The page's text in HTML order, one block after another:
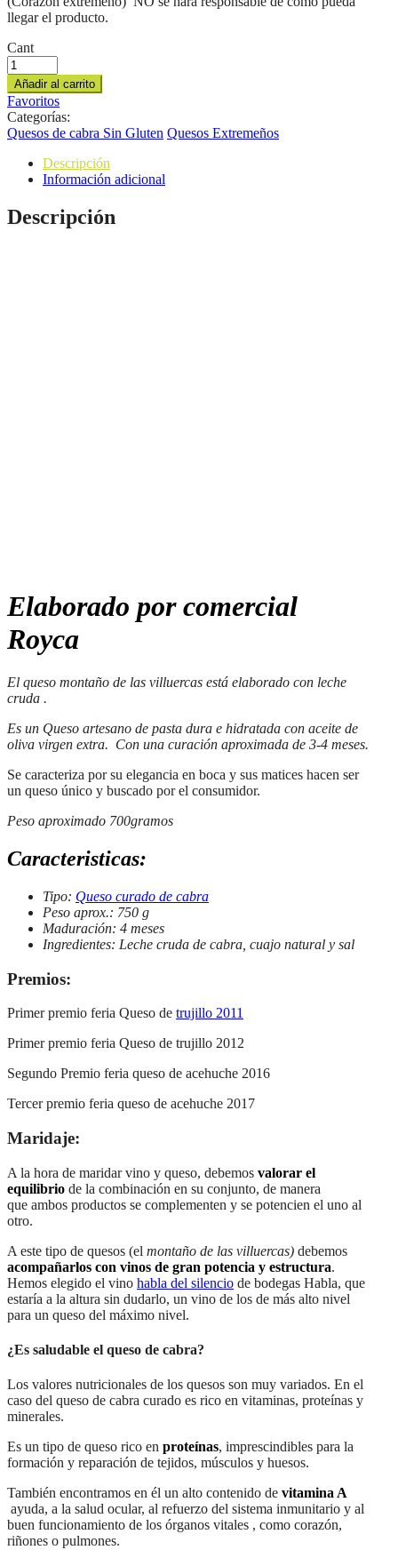
llegar el producto.
Cant
Añadir al carrito
Favoritos
Categorías:
Quesos de cabra Sin Gluten Quesos Extremeños
Descripción
Información adicional
Descripción
Elaborado por comercial
Royca
El queso montaño de las villuercas está elaborado con leche
cruda .
Es un Queso artesano de pasta dura e hidratada con aceite de
oliva virgen extra. Con una curación aproximada de 3-4 meses.
Se caracteriza por su elegancia en boca y sus matices hacen ser
un queso único y buscado por el consumidor.
Peso aproximado 700gramos
Caracteristicas:
Tipo: Queso curado de cabra
Peso aprox.: 750 g
Maduración: 4 meses
Ingredientes: Leche cruda de cabra, cuajo natural y sal
Premios:
Primer premio feria Queso de trujillo 2011
Primer premio feria Queso de trujillo 2012
Segundo Premio feria queso de acehuche 2016
Tercer premio feria queso de acehuche 2017
Maridaje:
A la hora de maridar vino y queso, debemos valorar el
equilibrio de la combinación en su conjunto, de manera
que ambos productos se complementen y se potencien el uno al
otro.
A este tipo de quesos (el montaño de las villuercas) debemos
acompañarlos con vinos de gran potencia y estructura.
Hemos elegido el vino habla del silencio de bodegas Habla, que
estaría a la altura sin dudarlo, un vino de los de más alto nivel
para un queso del máximo nivel.
¿Es saludable el queso de cabra?
Los valores nutricionales de los quesos son muy variados. En el
caso del queso de cabra curado es rico en vitaminas, proteínas y
minerales.
Es un tipo de queso rico en proteínas, imprescindibles para la
formación y reparación de tejidos, músculos y huesos.
También encontramos en él un alto contenido de vitamina A
ayuda, a la salud ocular, al refuerzo del sistema inmunitario y al
buen funcionamiento de los órganos vitales , como corazón,
riñones o pulmones.